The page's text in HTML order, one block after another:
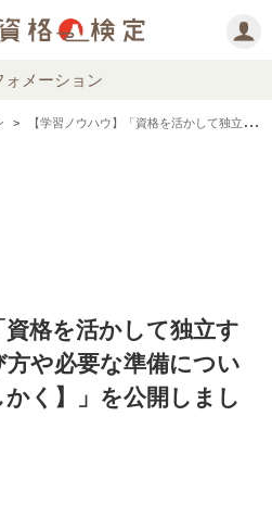
ォメーション
【学習ノウハウ】「資格を活かして独立するには？資格の選び方や必要な準備について解説【連載はやしかく】」を公開しました。
資格を活かして独立す
や必要な準備につい
く】」を公開しまし